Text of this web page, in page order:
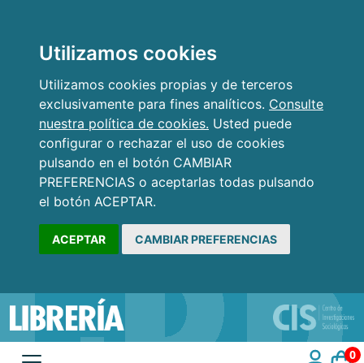
Utilizamos cookies
Utilizamos cookies propias y de terceros
exclusivamente para fines analíticos. Consulte
nuestra política de cookies. Usted puede
configurar o rechazar el uso de cookies
pulsando en el botón CAMBIAR
PREFERENCIAS o aceptarlas todas pulsando
el botón ACEPTAR.
ACEPTAR CAMBIAR PREFERENCIAS
0